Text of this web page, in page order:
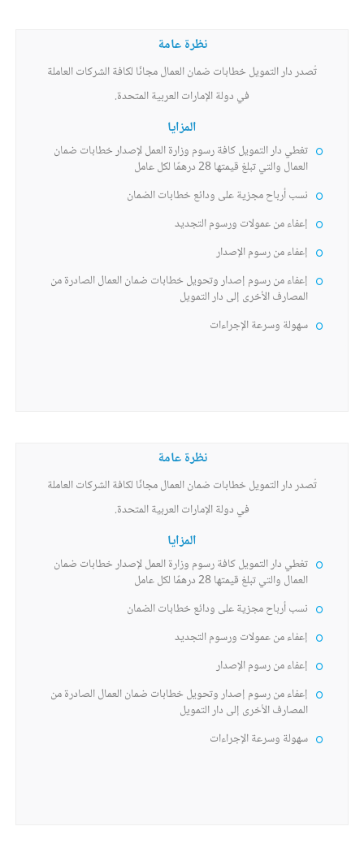
نظرة عامة
تُصدر دار التمويل خطابات ضمان العمال مجانًا لكافة الشركات العاملة
في دولة الإمارات العربية المتحدة.
المزايا
تغطي دار التمويل كافة رسوم وزارة العمل لإصدار خطابات ضمان
العمال والتي تبلغ قيمتها 28 درهمًا لكل عامل
نسب أرباح مجزية على ودائع خطابات الضمان
إعفاء من عمولات ورسوم التجديد
إعفاء من رسوم الإصدار
إعفاء من رسوم إصدار وتحويل خطابات ضمان العمال الصادرة من
المصارف الأخرى إلى دار التمويل
سهولة وسرعة الإجراءات
نظرة عامة
تُصدر دار التمويل خطابات ضمان العمال مجانًا لكافة الشركات العاملة
في دولة الإمارات العربية المتحدة.
المزايا
تغطي دار التمويل كافة رسوم وزارة العمل لإصدار خطابات ضمان
العمال والتي تبلغ قيمتها 28 درهمًا لكل عامل
نسب أرباح مجزية على ودائع خطابات الضمان
إعفاء من عمولات ورسوم التجديد
إعفاء من رسوم الإصدار
إعفاء من رسوم إصدار وتحويل خطابات ضمان العمال الصادرة من
المصارف الأخرى إلى دار التمويل
سهولة وسرعة الإجراءات